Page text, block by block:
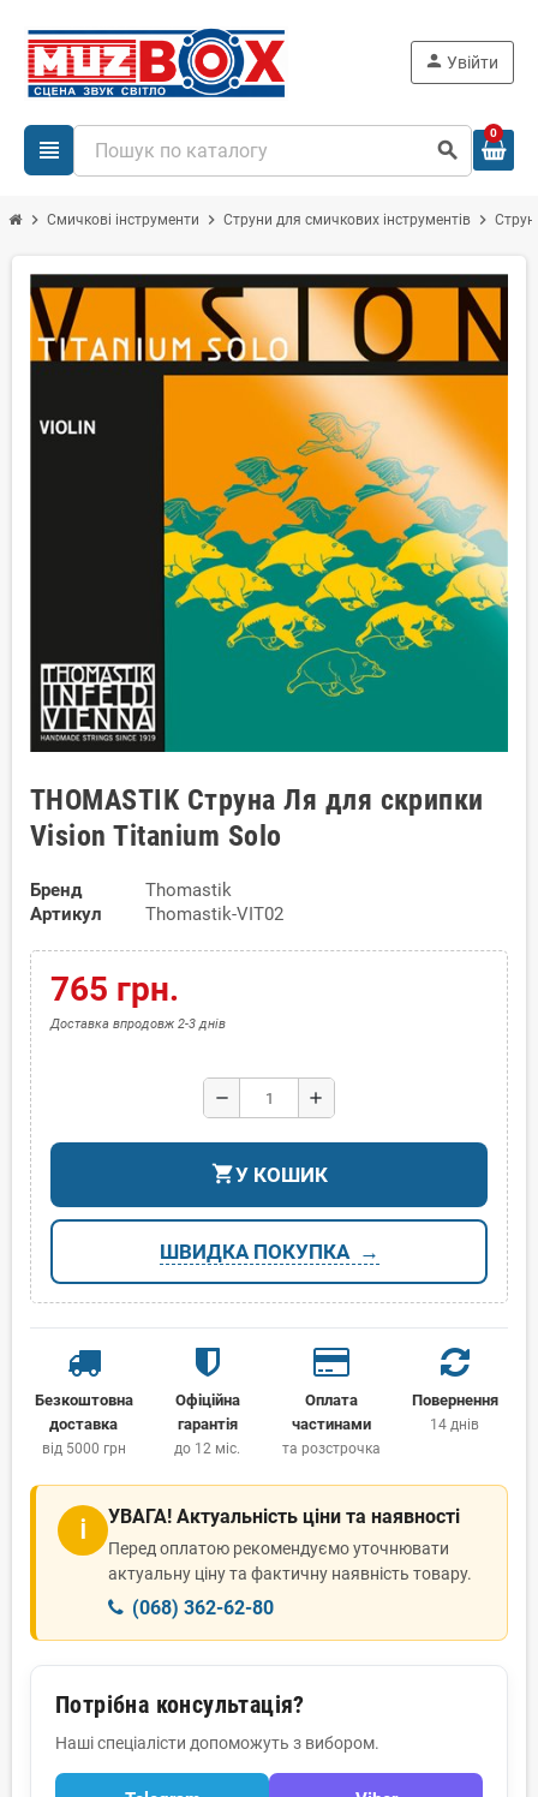
view_headline search
person Увійти
0
chevron_right Смичкові інструменти chevron_right Струни для смичкових інструментів chevron_right
THOMASTIK Струна Ля для скрипки
Vision Titanium Solo
Бренд
Thomastik
Артикул
Thomastik-VIT02
765 грн.
Доставка впродовж 2-3 днів
remove add
shopping_cartУ КОШИК
ШВИДКА ПОКУПКА
Безкоштовна
доставка
від 5000 грн
Офіційна
гарантія
до 12 міс.
Оплата
частинами
та розстрочка
Повернення
14 днів
ℹ УВАГА! Актуальність ціни та наявності
Перед оплатою рекомендуємо уточнювати
актуальну ціну та фактичну наявність товару.
(068) 362-62-80
Потрібна консультація?
Наші спеціалісти допоможуть з вибором.